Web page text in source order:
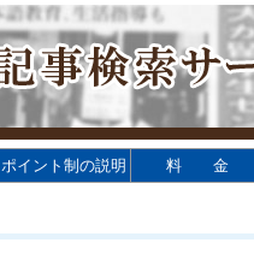
ポイント制の説明 料 金